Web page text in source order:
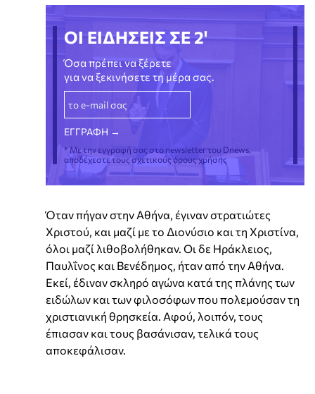
ΟΙ ΕΙΔΗΣΕΙΣ ΣΕ 2'
Όσα πρέπει να ξέρετε
για να ξεκινήσετε τη μέρα σας.
* Με την εγγραφή σας στο newsletter του Dnews,
αποδέχεστε τους σχετικούς όρους χρήσης
Όταν πήγαν στην Αθήνα, έγιναν στρατιώτες
Χριστού, και μαζί με το Διονύσιο και τη Χριστίνα,
όλοι μαζί λιθοβολήθηκαν. Οι δε Ηράκλειος,
Παυλΐνος και Βενέδημος, ήταν από την Αθήνα.
Εκεί, έδιναν σκληρό αγώνα κατά της πλάνης των
ειδώλων και των φιλοσόφων που πολεμούσαν τη
χριστιανική θρησκεία. Αφού, λοιπόν, τους
έπιασαν και τους βασάνισαν, τελικά τους
αποκεφάλισαν.